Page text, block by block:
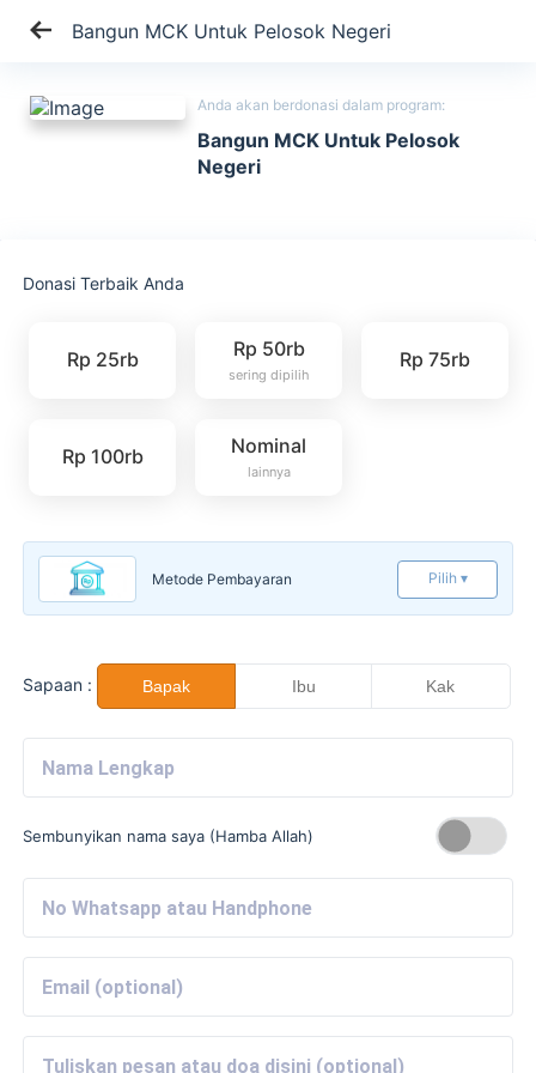
Bangun MCK Untuk Pelosok Negeri
Anda akan berdonasi dalam program:
Bangun MCK Untuk Pelosok
Negeri
Donasi Terbaik Anda
Rp 25rb Rp 50rb
sering dipilih
Rp 75rb
Rp 100rb Nominal
lainnya
Metode Pembayaran Pilih ▾
Sapaan : Bapak Ibu Kak
Sembunyikan nama saya (Hamba Allah)